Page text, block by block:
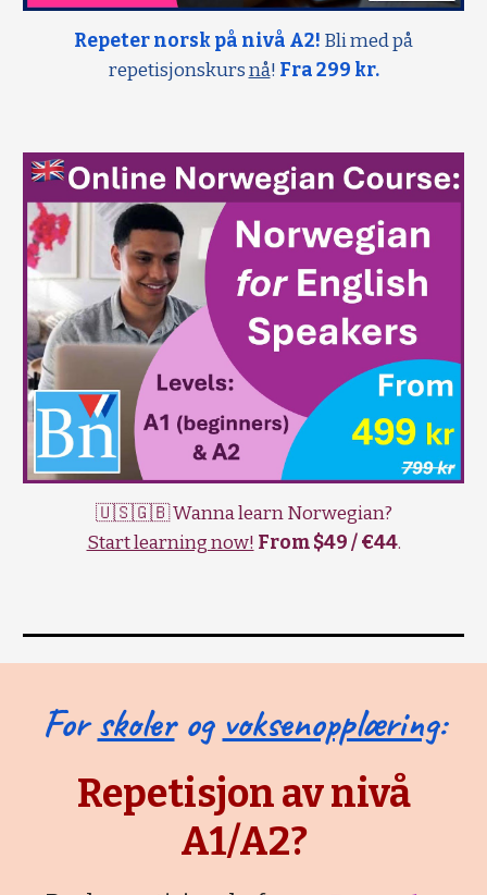
Repeter norsk på nivå A2! Bli med på
repetisjonskursnå! Fra 299 kr.
🇺🇸🇬🇧 Wanna learn Norwegian?
Start learning now! From $49 / €44.
Forskolerog voksenopplæring:
Repetisjon av nivå
A1/A2?